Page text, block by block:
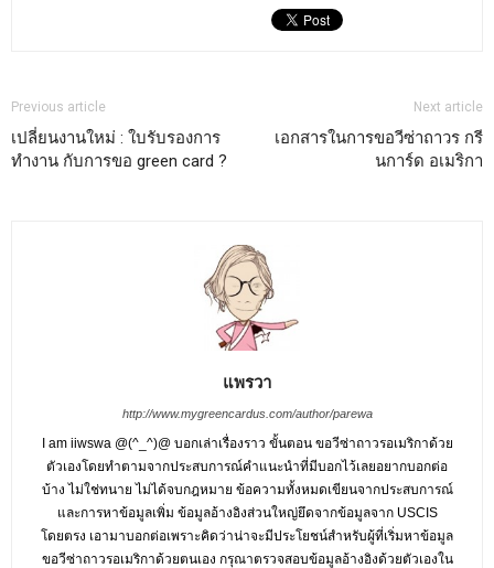
Previous article
เปลี่ยนงานใหม่ : ใบรับรองการ
ทำงาน กับการขอ green card ?
Next article
เอกสารในการขอวีซ่าถาวร กรี
นการ์ด อเมริกา
แพรวา
http://www.mygreencardus.com/author/parewa
I am iiwswa @(^_^)@ บอกเล่าเรื่องราว ขั้นตอน ขอวีซ่าถาวรอเมริกาด้วย
ตัวเองโดยทำตามจากประสบการณ์คำแนะนำที่มีบอกไว้เลยอยากบอกต่อ
บ้าง ไม่ใช่ทนาย ไม่ได้จบกฎหมาย ข้อความทั้งหมดเขียนจากประสบการณ์
และการหาข้อมูลเพิ่ม ข้อมูลอ้างอิงส่วนใหญ่ยึดจากข้อมูลจาก USCIS
โดยตรง เอามาบอกต่อเพราะคิดว่าน่าจะมีประโยชน์สำหรับผู้ที่เริ่มหาข้อมูล
ขอวีซ่าถาวรอเมริกาด้วยตนเอง กรุณาตรวจสอบข้อมูลอ้างอิงด้วยตัวเองใน